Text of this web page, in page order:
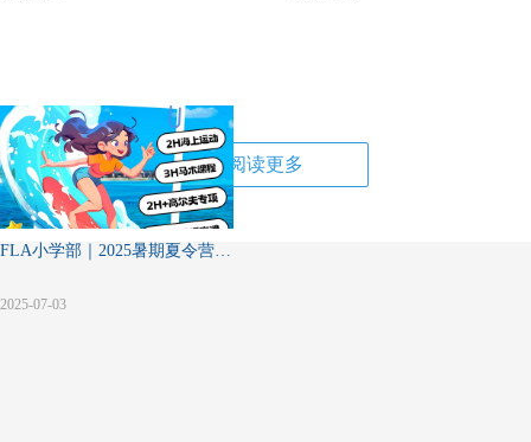
FLA小学部｜2025暑期夏令营招
2025-07-03
阅读更多